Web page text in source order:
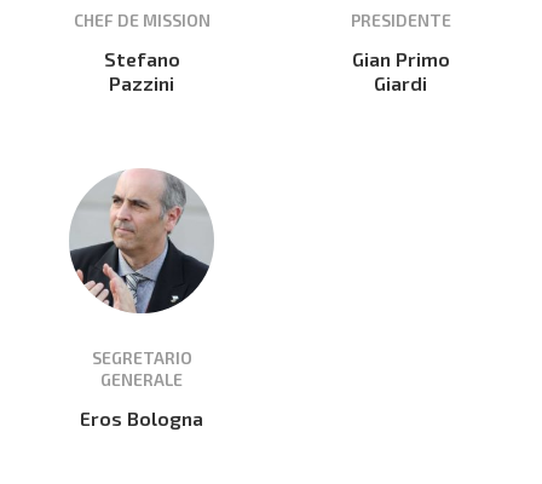
CHEF DE MISSION
Stefano
Pazzini
PRESIDENTE
Gian Primo
Giardi
SEGRETARIO
GENERALE
Eros Bologna